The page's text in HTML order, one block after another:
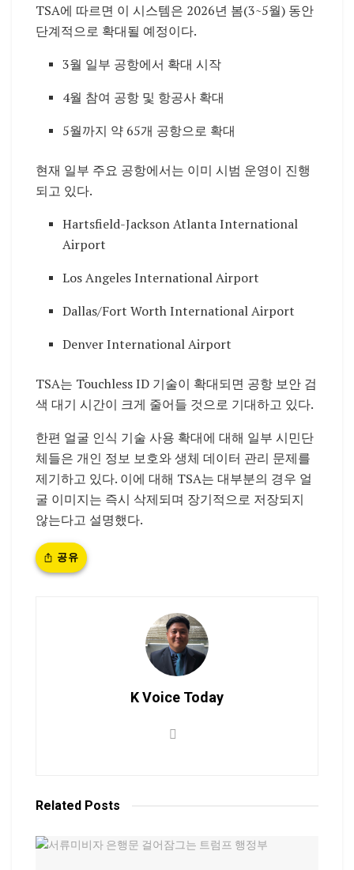
TSA에 따르면 이 시스템은 2026년 봄(3~5월) 동안
단계적으로 확대될 예정이다.
3월 일부 공항에서 확대 시작
4월 참여 공항 및 항공사 확대
5월까지 약 65개 공항으로 확대
현재 일부 주요 공항에서는 이미 시범 운영이 진행
되고 있다.
Hartsfield-Jackson Atlanta International
Airport
Los Angeles International Airport
Dallas/Fort Worth International Airport
Denver International Airport
TSA는 Touchless ID 기술이 확대되면 공항 보안 검
색 대기 시간이 크게 줄어들 것으로 기대하고 있다.
한편 얼굴 인식 기술 사용 확대에 대해 일부 시민단
체들은 개인 정보 보호와 생체 데이터 관리 문제를
제기하고 있다. 이에 대해 TSA는 대부분의 경우 얼
굴 이미지는 즉시 삭제되며 장기적으로 저장되지
않는다고 설명했다.
공유
K Voice Today
Related Posts